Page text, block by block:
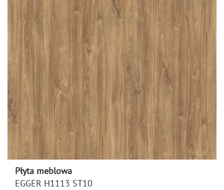
Płyta meblowa
EGGER H1113 ST10